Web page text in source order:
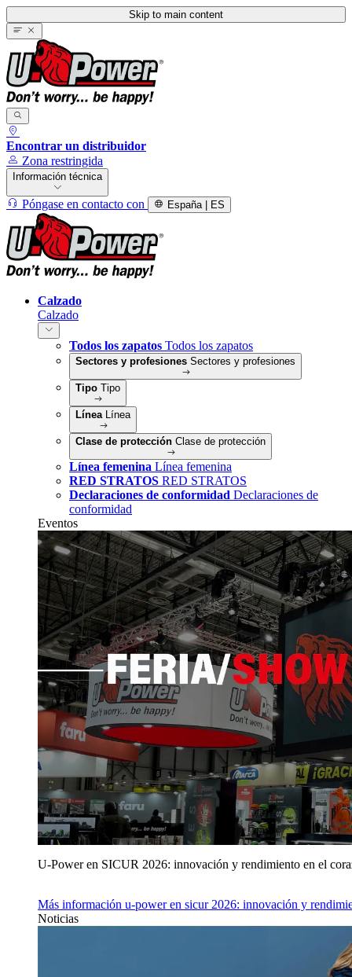
Skip to main content
Encontrar un distribuidor
Zona restringida
Información técnica
Póngase en contacto con España | ES
Calzado
Calzado
Todos los zapatos Todos los zapatos
Sectores y profesiones Sectores y profesiones
Tipo Tipo
Línea Línea
Clase de protección Clase de protección
Línea femenina Línea femenina
RED STRATOS RED STRATOS
Declaraciones de conformidad Declaraciones de
conformidad
Eventos
U‑Power en SICUR 2026: innovación y rendimiento en el
Más información u‑power en sicur 2026: innovación y
Noticias